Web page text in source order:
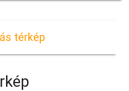
térkép